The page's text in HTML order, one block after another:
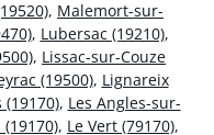
, Malemort-sur-
, Lubersac (19210),
, Lissac-sur-Couze
(19500), Lignareix
(19170), Les Angles-sur-
(19170), Le Vert (79170),